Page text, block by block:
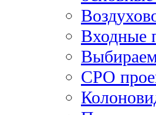
Входные
СРО